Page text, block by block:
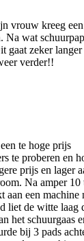
vrouw kreeg
Na wat
gaat zeker langer
verder!!
te hoge prijs
te proberen en
prijs en lager
Na amper
aan een machine
liet de witte laag
het schuurgaas
bij 3 pads